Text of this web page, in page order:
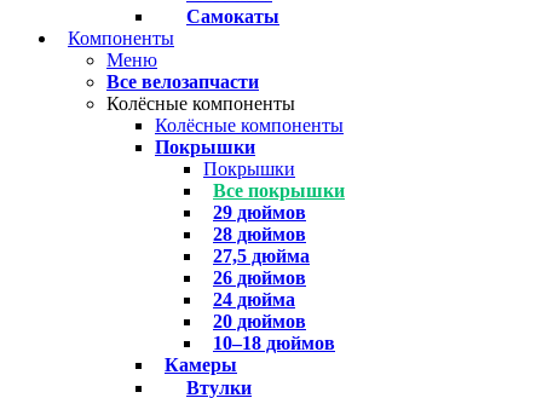
Самокаты
Компоненты
Меню
Все велозапчасти
Колёсные компоненты
Колёсные компоненты
Покрышки
Покрышки
Все покрышки
29 дюймов
28 дюймов
27,5 дюйма
26 дюймов
24 дюйма
20 дюймов
10–18 дюймов
Камеры
Втулки